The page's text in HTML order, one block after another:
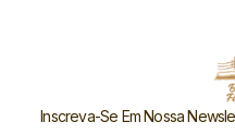
Inscreva-Se Em Nossa